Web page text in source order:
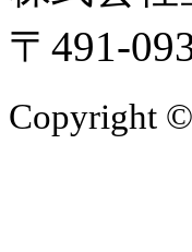
〒491-
Copyright